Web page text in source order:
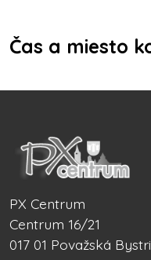
Čas a miesto
PX Centrum
Centrum 16/21
017 01 Považská